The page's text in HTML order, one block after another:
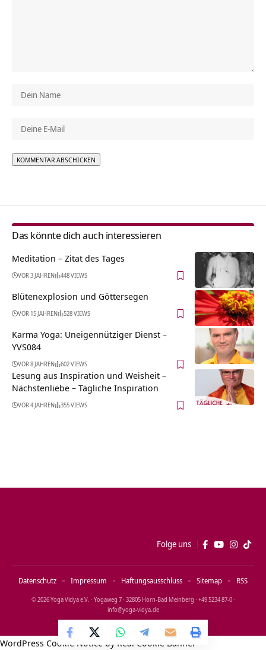
Das könnte dich auch interessieren
Meditation – Zitat des Tages
VOR 3 JAHREN 448 VIEWS
Blütenexplosion und Göttersegen
VOR 15 JAHREN 528 VIEWS
Karma Yoga: Uneigennütziger Dienst –
YVS084
VOR 8 JAHREN 602 VIEWS
Lesung aus Inspiration und Weisheit –
Nächstenliebe – Tägliche Inspiration
VOR 4 JAHREN 355 VIEWS
Folge uns
© 2026 Yoga Vidya e.V. · Yogaweg 7 · 32805 Horn‑Bad Meinberg · +49 5234 87‑0 ·
info@yoga‑vidya.de
Datenschutz Impressum Haftungsausschluss Sitemap RSS
WordPress Cookie Notice by Real Cookie Banner